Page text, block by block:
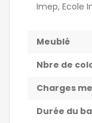
Imep, Ecole
Meublé
Nbre de
Charges
Durée du